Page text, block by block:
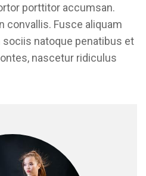
porttitor accumsan.
convallis. Fusce aliquam
natoque penatibus et
nascetur ridiculus